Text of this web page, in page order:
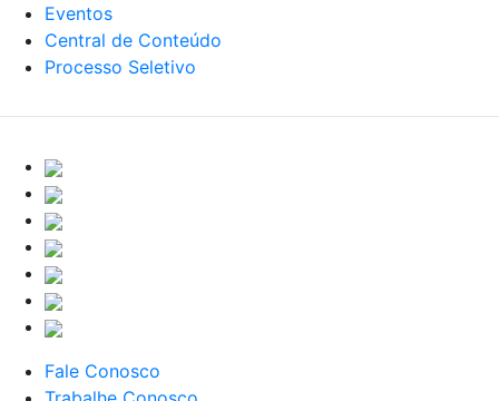
Eventos
Central de Conteúdo
Processo Seletivo
Fale Conosco